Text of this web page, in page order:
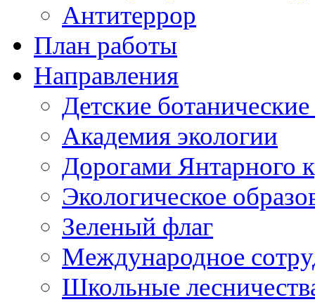
Антитеррор
План работы
Направления
Детские
Академия экологии
Дорогами Янтарного
Экологическое
Зеленый флаг
Международное
Школьные